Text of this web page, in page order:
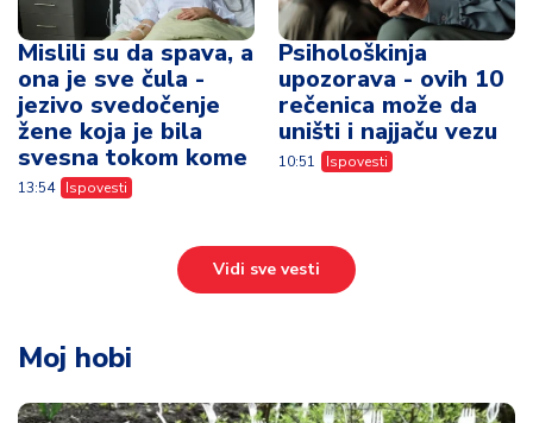
Mislili su da spava, a
ona je sve čula -
jezivo svedočenje
žene koja je bila
svesna tokom kome
13:54 Ispovesti
Psihološkinja
upozorava - ovih 10
rečenica može da
uništi i najjaču vezu
10:51 Ispovesti
Vidi sve vesti
Moj hobi